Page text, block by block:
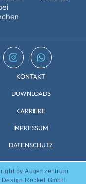
KONTAKT
DOWNLOADS
KARRIERE
IMPRESSUM
DATENSCHUTZ
by Augenzentrum
Rockel GmbH